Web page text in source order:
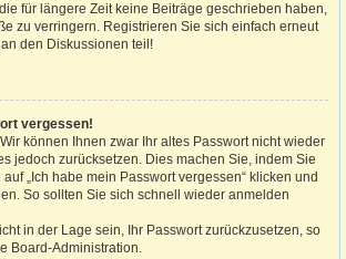
für längere Zeit keine Beiträge geschrieben haben,
zu verringern. Registrieren Sie sich einfach erneut
den Diskussionen teil!
vergessen!
können Ihnen zwar Ihr altes Passwort nicht wieder
jedoch zurücksetzen. Dies machen Sie, indem Sie
„Ich habe mein Passwort vergessen“ klicken und
So sollten Sie sich schnell wieder anmelden
in der Lage sein, Ihr Passwort zurückzusetzen, so
Board-Administration.